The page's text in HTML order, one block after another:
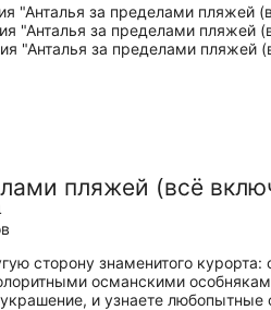
пляжей (всё
сторону знаменитого
османскими
и узнаете любопытные